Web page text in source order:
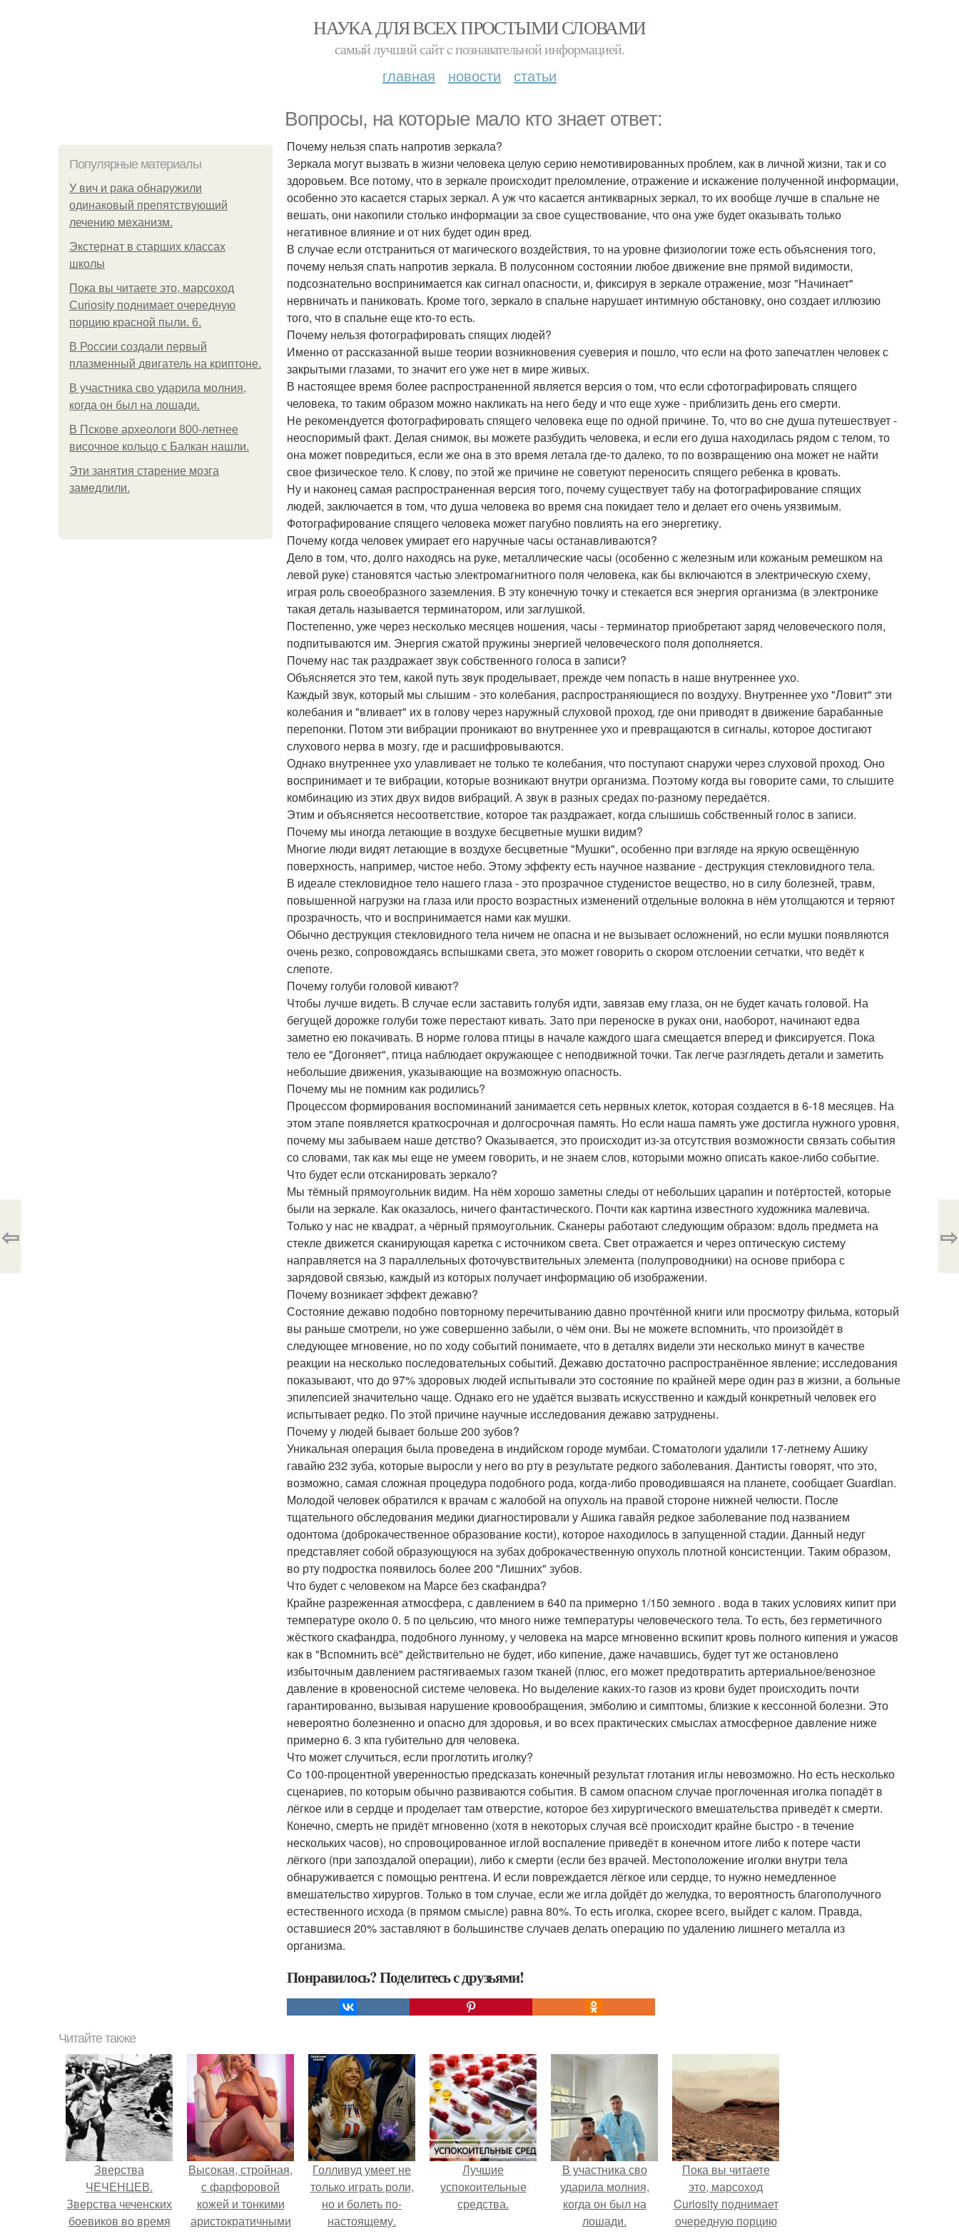
НАУКА ДЛЯ ВСЕХ ПРОСТЫМИ СЛОВАМИ
самый лучший сайт c познавательной информацией.
главная новости статьи
Вопросы, на которые мало кто знает ответ:
Популярные материалы
У вич и рака обнаружили
одинаковый препятствующий
лечению механизм.
Экстернат в старших классах
школы
Пока вы читаете это, марсоход
Curiosity поднимает очередную
порцию красной пыли. 6.
В России создали первый
плазменный двигатель на криптоне.
В участника сво ударила молния,
когда он был на лошади.
В Пскове археологи 800-летнее
височное кольцо с Балкан нашли.
Эти занятия старение мозга
замедлили.
Почему нельзя спать напротив зеркала?
Зеркала могут вызвать в жизни человека целую серию немотивированных проблем, как в личной жизни, так и со
здоровьем. Все потому, что в зеркале происходит преломление, отражение и искажение полученной информации,
особенно это касается старых зеркал. А уж что касается антикварных зеркал, то их вообще лучше в спальне не
вешать, они накопили столько информации за свое существование, что она уже будет оказывать только
негативное влияние и от них будет один вред.
В случае если отстраниться от магического воздействия, то на уровне физиологии тоже есть объяснения того,
почему нельзя спать напротив зеркала. В полусонном состоянии любое движение вне прямой видимости,
подсознательно воспринимается как сигнал опасности, и, фиксируя в зеркале отражение, мозг "Начинает"
нервничать и паниковать. Кроме того, зеркало в спальне нарушает интимную обстановку, оно создает иллюзию
того, что в спальне еще кто-то есть.
Почему нельзя фотографировать спящих людей?
Именно от рассказанной выше теории возникновения суеверия и пошло, что если на фото запечатлен человек с
закрытыми глазами, то значит его уже нет в мире живых.
В настоящее время более распространенной является версия о том, что если сфотографировать спящего
человека, то таким образом можно накликать на него беду и что еще хуже - приблизить день его смерти.
Не рекомендуется фотографировать спящего человека еще по одной причине. То, что во сне душа путешествует -
неоспоримый факт. Делая снимок, вы можете разбудить человека, и если его душа находилась рядом с телом, то
она может повредиться, если же она в это время летала где-то далеко, то по возвращению она может не найти
свое физическое тело. К слову, по этой же причине не советуют переносить спящего ребенка в кровать.
Ну и наконец самая распространенная версия того, почему существует табу на фотографирование спящих
людей, заключается в том, что душа человека во время сна покидает тело и делает его очень уязвимым.
Фотографирование спящего человека может пагубно повлиять на его энергетику.
Почему когда человек умирает его наручные часы останавливаются?
Дело в том, что, долго находясь на руке, металлические часы (особенно с железным или кожаным ремешком на
левой руке) становятся частью электромагнитного поля человека, как бы включаются в электрическую схему,
играя роль своеобразного заземления. В эту конечную точку и стекается вся энергия организма (в электронике
такая деталь называется терминатором, или заглушкой.
Постепенно, уже через несколько месяцев ношения, часы - терминатор приобретают заряд человеческого поля,
подпитываются им. Энергия сжатой пружины энергией человеческого поля дополняется.
Почему нас так раздражает звук собственного голоса в записи?
Объясняется это тем, какой путь звук проделывает, прежде чем попасть в наше внутреннее ухо.
Каждый звук, который мы слышим - это колебания, распространяющиеся по воздуху. Внутреннее ухо "Ловит" эти
колебания и "вливает" их в голову через наружный слуховой проход, где они приводят в движение барабанные
перепонки. Потом эти вибрации проникают во внутреннее ухо и превращаются в сигналы, которое достигают
слухового нерва в мозгу, где и расшифровываются.
Однако внутреннее ухо улавливает не только те колебания, что поступают снаружи через слуховой проход. Оно
воспринимает и те вибрации, которые возникают внутри организма. Поэтому когда вы говорите сами, то слышите
комбинацию из этих двух видов вибраций. А звук в разных средах по-разному передаётся.
Этим и объясняется несоответствие, которое так раздражает, когда слышишь собственный голос в записи.
Почему мы иногда летающие в воздухе бесцветные мушки видим?
Многие люди видят летающие в воздухе бесцветные "Мушки", особенно при взгляде на яркую освещённую
поверхность, например, чистое небо. Этому эффекту есть научное название - деструкция стекловидного тела.
В идеале стекловидное тело нашего глаза - это прозрачное студенистое вещество, но в силу болезней, травм,
повышенной нагрузки на глаза или просто возрастных изменений отдельные волокна в нём утолщаются и теряют
прозрачность, что и воспринимается нами как мушки.
Обычно деструкция стекловидного тела ничем не опасна и не вызывает осложнений, но если мушки появляются
очень резко, сопровождаясь вспышками света, это может говорить о скором отслоении сетчатки, что ведёт к
слепоте.
Почему голуби головой кивают?
Чтобы лучше видеть. В случае если заставить голубя идти, завязав ему глаза, он не будет качать головой. На
бегущей дорожке голуби тоже перестают кивать. Зато при переноске в руках они, наоборот, начинают едва
заметно ею покачивать. В норме голова птицы в начале каждого шага смещается вперед и фиксируется. Пока
тело ее "Догоняет", птица наблюдает окружающее с неподвижной точки. Так легче разглядеть детали и заметить
небольшие движения, указывающие на возможную опасность.
Почему мы не помним как родились?
Процессом формирования воспоминаний занимается сеть нервных клеток, которая создается в 6-18 месяцев. На
этом этапе появляется краткосрочная и долгосрочная память. Но если наша память уже достигла нужного уровня,
почему мы забываем наше детство? Оказывается, это происходит из-за отсутствия возможности связать события
со словами, так как мы еще не умеем говорить, и не знаем слов, которыми можно описать какое-либо событие.
Что будет если отсканировать зеркало?
Мы тёмный прямоугольник видим. На нём хорошо заметны следы от небольших царапин и потёртостей, которые
были на зеркале. Как оказалось, ничего фантастического. Почти как картина известного художника малевича.
Только у нас не квадрат, а чёрный прямоугольник. Сканеры работают следующим образом: вдоль предмета на
стекле движется сканирующая каретка с источником света. Свет отражается и через оптическую систему
направляется на 3 параллельных фоточувствительных элемента (полупроводники) на основе прибора с
зарядовой связью, каждый из которых получает информацию об изображении.
Почему возникает эффект дежавю?
Состояние дежавю подобно повторному перечитыванию давно прочтённой книги или просмотру фильма, который
вы раньше смотрели, но уже совершенно забыли, о чём они. Вы не можете вспомнить, что произойдёт в
следующее мгновение, но по ходу событий понимаете, что в деталях видели эти несколько минут в качестве
реакции на несколько последовательных событий. Дежавю достаточно распространённое явление; исследования
показывают, что до 97% здоровых людей испытывали это состояние по крайней мере один раз в жизни, а больные
эпилепсией значительно чаще. Однако его не удаётся вызвать искусственно и каждый конкретный человек его
испытывает редко. По этой причине научные исследования дежавю затруднены.
Почему у людей бывает больше 200 зубов?
Уникальная операция была проведена в индийском городе мумбаи. Стоматологи удалили 17-летнему Ашику
гавайю 232 зуба, которые выросли у него во рту в результате редкого заболевания. Дантисты говорят, что это,
возможно, самая сложная процедура подобного рода, когда-либо проводившаяся на планете, сообщает Guardian.
Молодой человек обратился к врачам с жалобой на опухоль на правой стороне нижней челюсти. После
тщательного обследования медики диагностировали у Ашика гавайя редкое заболевание под названием
одонтома (доброкачественное образование кости), которое находилось в запущенной стадии. Данный недуг
представляет собой образующуюся на зубах доброкачественную опухоль плотной консистенции. Таким образом,
во рту подростка появилось более 200 "Лишних" зубов.
Что будет с человеком на Марсе без скафандра?
Крайне разреженная атмосфера, с давлением в 640 па примерно 1/150 земного . вода в таких условиях кипит при
температуре около 0. 5 по цельсию, что много ниже температуры человеческого тела. То есть, без герметичного
жёсткого скафандра, подобного лунному, у человека на марсе мгновенно вскипит кровь полного кипения и ужасов
как в "Вспомнить всё" действительно не будет, ибо кипение, даже начавшись, будет тут же остановлено
избыточным давлением растягиваемых газом тканей (плюс, его может предотвратить артериальное/венозное
давление в кровеносной системе человека. Но выделение каких-то газов из крови будет происходить почти
гарантированно, вызывая нарушение кровообращения, эмболию и симптомы, близкие к кессонной болезни. Это
невероятно болезненно и опасно для здоровья, и во всех практических смыслах атмосферное давление ниже
примерно 6. 3 кпа губительно для человека.
Что может случиться, если проглотить иголку?
Со 100-процентной уверенностью предсказать конечный результат глотания иглы невозможно. Но есть несколько
сценариев, по которым обычно развиваются события. В самом опасном случае проглоченная иголка попадёт в
лёгкое или в сердце и проделает там отверстие, которое без хирургического вмешательства приведёт к смерти.
Конечно, смерть не придёт мгновенно (хотя в некоторых случая всё происходит крайне быстро - в течение
нескольких часов), но спровоцированное иглой воспаление приведёт в конечном итоге либо к потере части
лёгкого (при запоздалой операции), либо к смерти (если без врачей. Местоположение иголки внутри тела
обнаруживается с помощью рентгена. И если повреждается лёгкое или сердце, то нужно немедленное
вмешательство хирургов. Только в том случае, если же игла дойдёт до желудка, то вероятность благополучного
естественного исхода (в прямом смысле) равна 80%. То есть иголка, скорее всего, выйдет с калом. Правда,
оставшиеся 20% заставляют в большинстве случаев делать операцию по удалению лишнего металла из
организма.
Понравилось? Поделитесь с друзьями!
⇦ ⇨
Читайте также
Зверства
ЧЕЧЕНЦЕВ.
Зверства чеченских
боевиков во время
Высокая, стройная,
с фарфоровой
кожей и тонкими
аристократичными
Голливуд умеет не
только играть роли,
но и болеть по-
настоящему.
Лучшие
успокоительные
средства.
В участника сво
ударила молния,
когда он был на
лошади.
Пока вы читаете
это, марсоход
Curiosity поднимает
очередную порцию